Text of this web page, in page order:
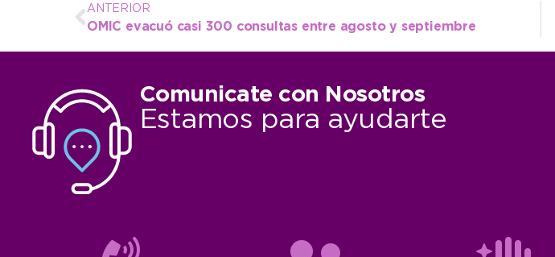
ANTERIOR
OMIC evacuó casi 300 consultas entre agosto y septiembre
Comunicate con Nosotros
Estamos para ayudarte